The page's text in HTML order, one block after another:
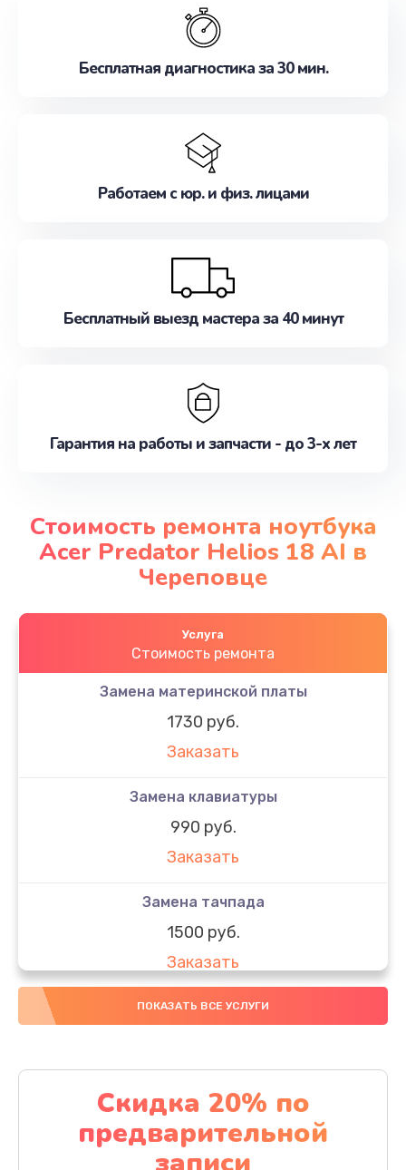
наилучшим образом. Не медлите записаться на
Бесплатная диагностика за 30 мин.
Работаем с юр. и физ. лицами
Бесплатный выезд мастера за 40 минут
Гарантия на работы и запчасти - до 3-х лет
Стоимость ремонта ноутбука
Acer Predator Helios 18 AI в
Череповце
Услуга
Стоимость ремонта
Замена материнской платы
1730 руб.
Заказать
Замена клавиатуры
990 руб.
Заказать
Замена тачпада
1500 руб.
Заказать
Замена южного моста
Заказать
Чистка от пыли
1060 руб.
ПОКАЗАТЬ ВСЕ УСЛУГИ
Скидка 20% по
предварительной